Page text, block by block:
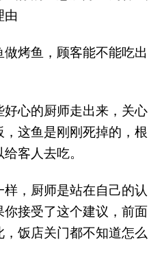
由
烤鱼，顾客能不能吃出
心的厨师走出来，关心
这鱼是刚刚死掉的，根
客人去吃。
，厨师是站在自己的认
接受了这个建议，前面
饭店关门都不知道怎么